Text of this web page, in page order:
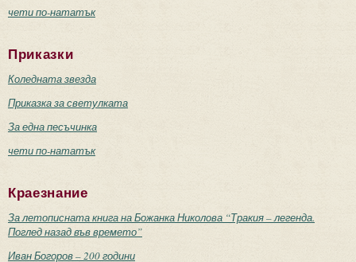
чети по-нататък
Приказки
Коледната звезда
Приказка за светулката
За една песъчинка
чети по-нататък
Краезнание
За летописната книга на Божанка Николова “Тракия – легенда.
Поглед назад във времето”
Иван Богоров – 200 години